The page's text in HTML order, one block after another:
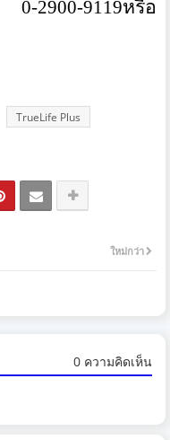
0-2900-9119หรือ
TrueLife Plus
ใหม่กว่า
0 ความคิดเห็น